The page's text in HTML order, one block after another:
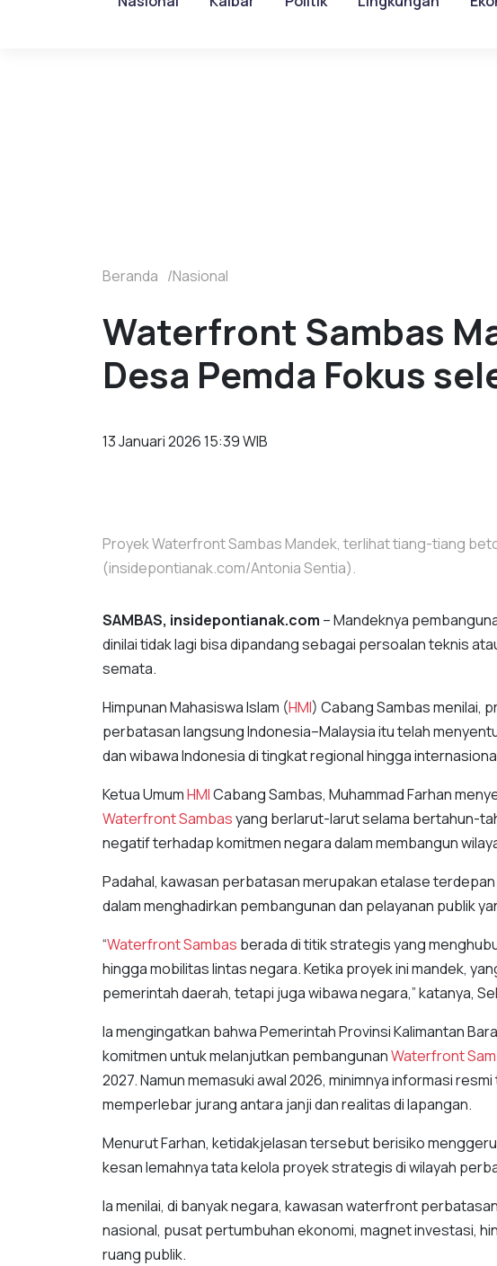
Beranda Nasional
Waterfront Sambas
Desa Pemda Fokus
13 Januari 2026 15:39 WIB
Proyek Waterfront Sambas Mandek, terlihat tiang-tiang
(insidepontianak.com/Antonia Sentia).
SAMBAS, insidepontianak.com – Mandeknya
dinilai tidak lagi bisa dipandang sebagai persoalan teknis
semata.
Himpunan Mahasiswa Islam (HMI) Cabang Sambas menilai,
perbatasan langsung Indonesia–Malaysia itu telah
dan wibawa Indonesia di tingkat regional hingga
Ketua UmumHMICabang Sambas, Muhammad Farhan
Waterfront Sambasyang berlarut-larut selama bertahun-
negatif terhadap komitmen negara dalam membangun
Padahal, kawasan perbatasan merupakan etalase
dalam menghadirkan pembangunan dan pelayanan publik
“Waterfront Sambas berada di titik strategis yang
hingga mobilitas lintas negara. Ketika proyek ini mandek,
pemerintah daerah, tetapi juga wibawa negara,” katanya,
Ia mengingatkan bahwa Pemerintah Provinsi Kalimantan
komitmen untuk melanjutkan pembangunanWaterfront
2027. Namun memasuki awal 2026, minimnya informasi
memperlebar jurang antara janji dan realitas di lapangan.
Menurut Farhan, ketidakjelasan tersebut berisiko
kesan lemahnya tata kelola proyek strategis di wilayah
Ia menilai, di banyak negara, kawasan waterfront
nasional, pusat pertumbuhan ekonomi, magnet investasi,
ruang publik.